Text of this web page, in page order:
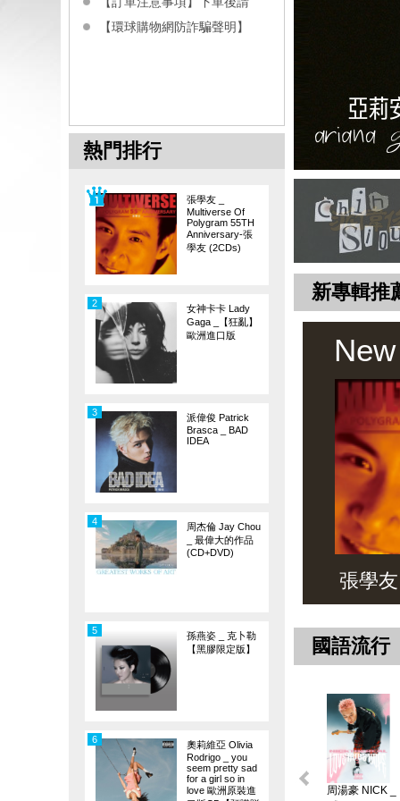
【環球購物網防詐騙聲明】
熱門排行
張學友 _
Multiverse Of
Polygram 55TH
Anniversary-張
學友 (2CDs)
女神卡卡 Lady
Gaga _【狂亂】
歐洲進口版
2
派偉俊 Patrick
Brasca _ BAD
IDEA
3
周杰倫 Jay Chou
_ 最偉大的作品
(CD+DVD)
4
孫燕姿 _ 克卜勒
【黑膠限定版】
5
奧莉維亞 Olivia
Rodrigo _ you
seem pretty sad
for a girl so in
love 歐洲原裝進
6
新專輯推
張學
國語流行
周湯豪 NICK _